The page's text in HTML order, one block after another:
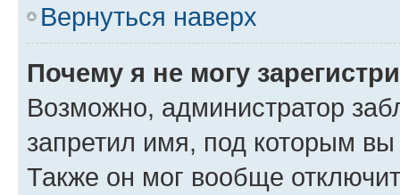
Вернуться наверх
Почему я не могу
Возможно, администратор
запретил имя, под которым вы
Также он мог вообще